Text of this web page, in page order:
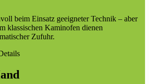
beim Einsatz geeigneter Technik – aber
klassischen Kaminofen dienen
Zufuhr.